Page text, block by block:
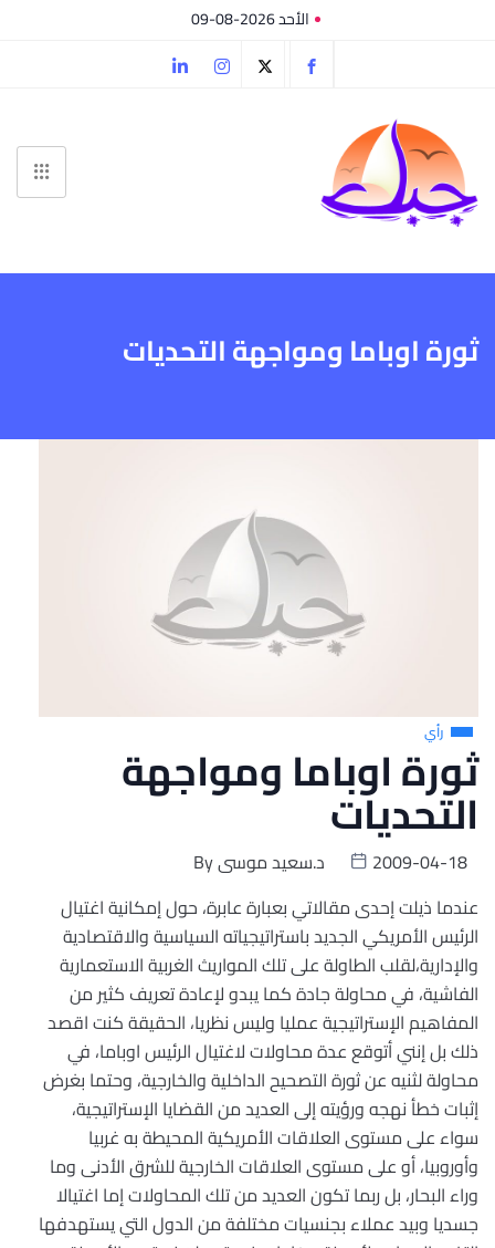
الأحد 2026-08-09
ثورة اوباما ومواجهة التحديات
رأي
ثورة اوباما ومواجهة
التحديات
Byد.سعيد موسى
2009-04-18
عندما ذيلت إحدى مقالاتي بعبارة عابرة، حول إمكانية اغتيال
الرئيس الأمريكي الجديد باستراتيجياته السياسية والاقتصادية
والإدارية،لقلب الطاولة على تلك المواريث الغربية الاستعمارية
الفاشية، في محاولة جادة كما يبدو لإعادة تعريف كثير من
المفاهيم الإستراتيجية عمليا وليس نظريا، الحقيقة كنت اقصد
ذلك بل إنني أتوقع عدة محاولات لاغتيال الرئيس اوباما، في
محاولة لثنيه عن ثورة التصحيح الداخلية والخارجية، وحتما بغرض
إثبات خطأ نهجه ورؤيته إلى العديد من القضايا الإستراتيجية،
سواء على مستوى العلاقات الأمريكية المحيطة به غربيا
وأوروبيا، أو على مستوى العلاقات الخارجية للشرق الأدنى وما
وراء البحار، بل ربما تكون العديد من تلك المحاولات إما اغتيالا
جسديا وبيد عملاء بجنسيات مختلفة من الدول التي يستهدفها